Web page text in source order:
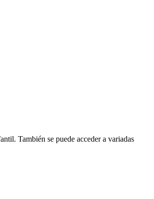
También se puede acceder a variadas